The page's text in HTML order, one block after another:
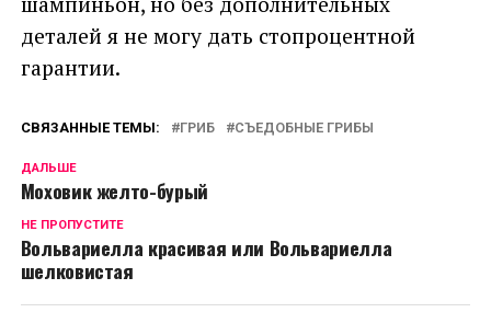
деталей я не могу дать стопроцентной
гарантии.
СВЯЗАННЫЕ ТЕМЫ: ГРИБ СЪЕДОБНЫЕ ГРИБЫ
ДАЛЬШЕ
Моховик желто-бурый
НЕ ПРОПУСТИТЕ
Вольвариелла красивая или Вольвариелла
шелковистая